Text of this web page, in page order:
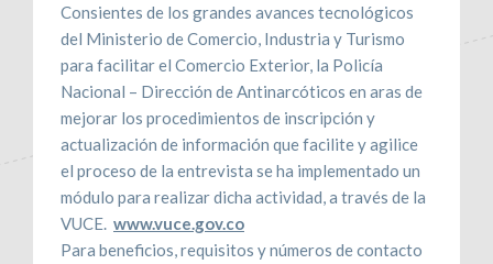
Consientes de los grandes avances tecnológicos
del Ministerio de Comercio, Industria y Turismo
para facilitar el Comercio Exterior, la Policía
Nacional – Dirección de Antinarcóticos en aras de
mejorar los procedimientos de inscripción y
actualización de información que facilite y agilice
el proceso de la entrevista se ha implementado un
módulo para realizar dicha actividad, a través de la
VUCE. www.vuce.gov.co
Para beneficios, requisitos y números de contacto